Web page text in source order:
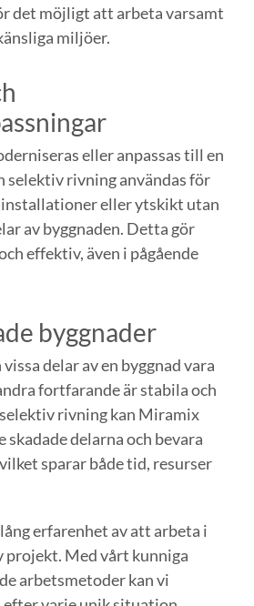
det möjligt att arbeta varsamt
miljöer.
eller anpassas till en
selektiv rivning användas för
eller ytskikt utan
av byggnaden. Detta gör
effektiv, även i pågående
byggnader
delar av en byggnad vara
fortfarande är stabila och
rivning kan Miramix
skadade delarna och bevara
sparar både tid, resurser
erfarenhet av att arbeta i
projekt. Med vårt kunniga
arbetsmetoder kan vi